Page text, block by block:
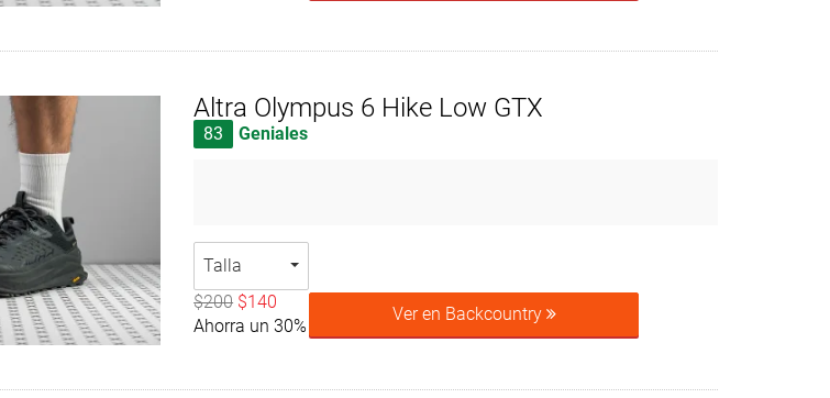
Altra Olympus 6 Hike Low GTX
83 Geniales
Talla
$200 $140
Ahorra un 30%
Ver en Backcountry